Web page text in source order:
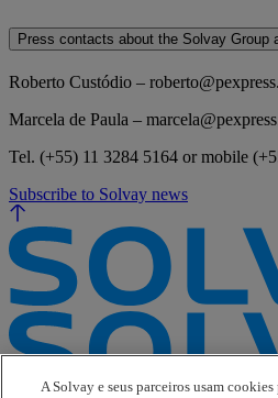
Press contacts about the Solvay Group
Roberto Custódio –
Marcela de Paula –
Tel. (+55) 11 3284 5164 or mobile
Subscribe to Solvay news
A Solvay e seus parceiros usam cookies